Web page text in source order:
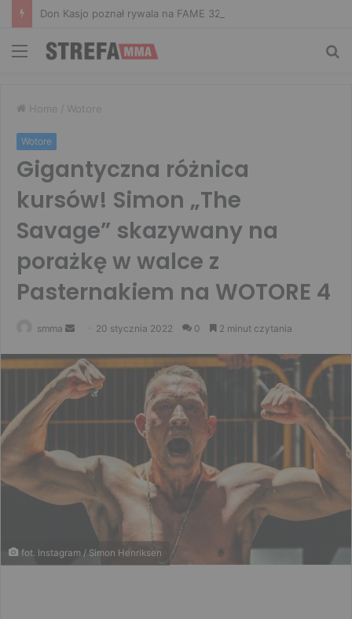
Menu
Home / Wotore
Wotore
Gigantyczna różnica
kursów! Simon „The
Savage” skazywany na
porażkę w walce z
Pasternakiem na WOTORE 4
smma
Send
email
20 stycznia 2022 0 2 minut czytania
fot. Instagram / Simon Henriksen